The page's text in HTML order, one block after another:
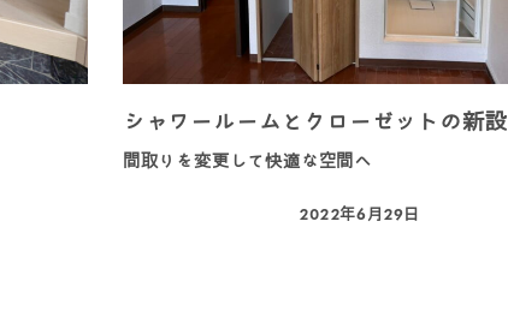
シャワールームとクローゼットの新設
間取りを変更して快適な空間へ
2022年6月29日